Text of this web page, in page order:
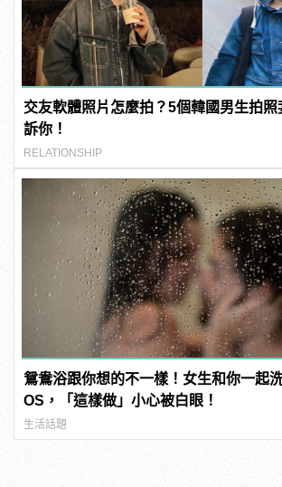
交友軟體照片怎麼拍？5個韓國男生拍
訴你！
RELATIONSHIP
鴛鴦浴跟你想的不一樣！女生和你一起
OS，「這樣做」小心被白眼！
生活話題